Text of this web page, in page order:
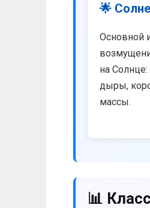
🌟
Основной
на
дыры,
массы.
📊